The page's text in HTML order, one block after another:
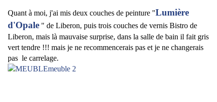
Quant à moi, j'ai mis deux couches de peinture "Lumière
d'Opale " de Liberon, puis trois couches de vernis Bistro de
Liberon, mais là mauvaise surprise, dans la salle de bain il fait gris
vert tendre !!! mais je ne recommencerais pas et je ne changerais
pas le carrelage.